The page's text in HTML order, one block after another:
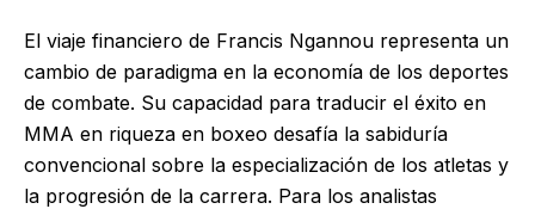
El viaje financiero de Francis Ngannou representa un
cambio de paradigma en la economía de los deportes
de combate. Su capacidad para traducir el éxito en
MMA en riqueza en boxeo desafía la sabiduría
convencional sobre la especialización de los atletas y
la progresión de la carrera. Para los analistas